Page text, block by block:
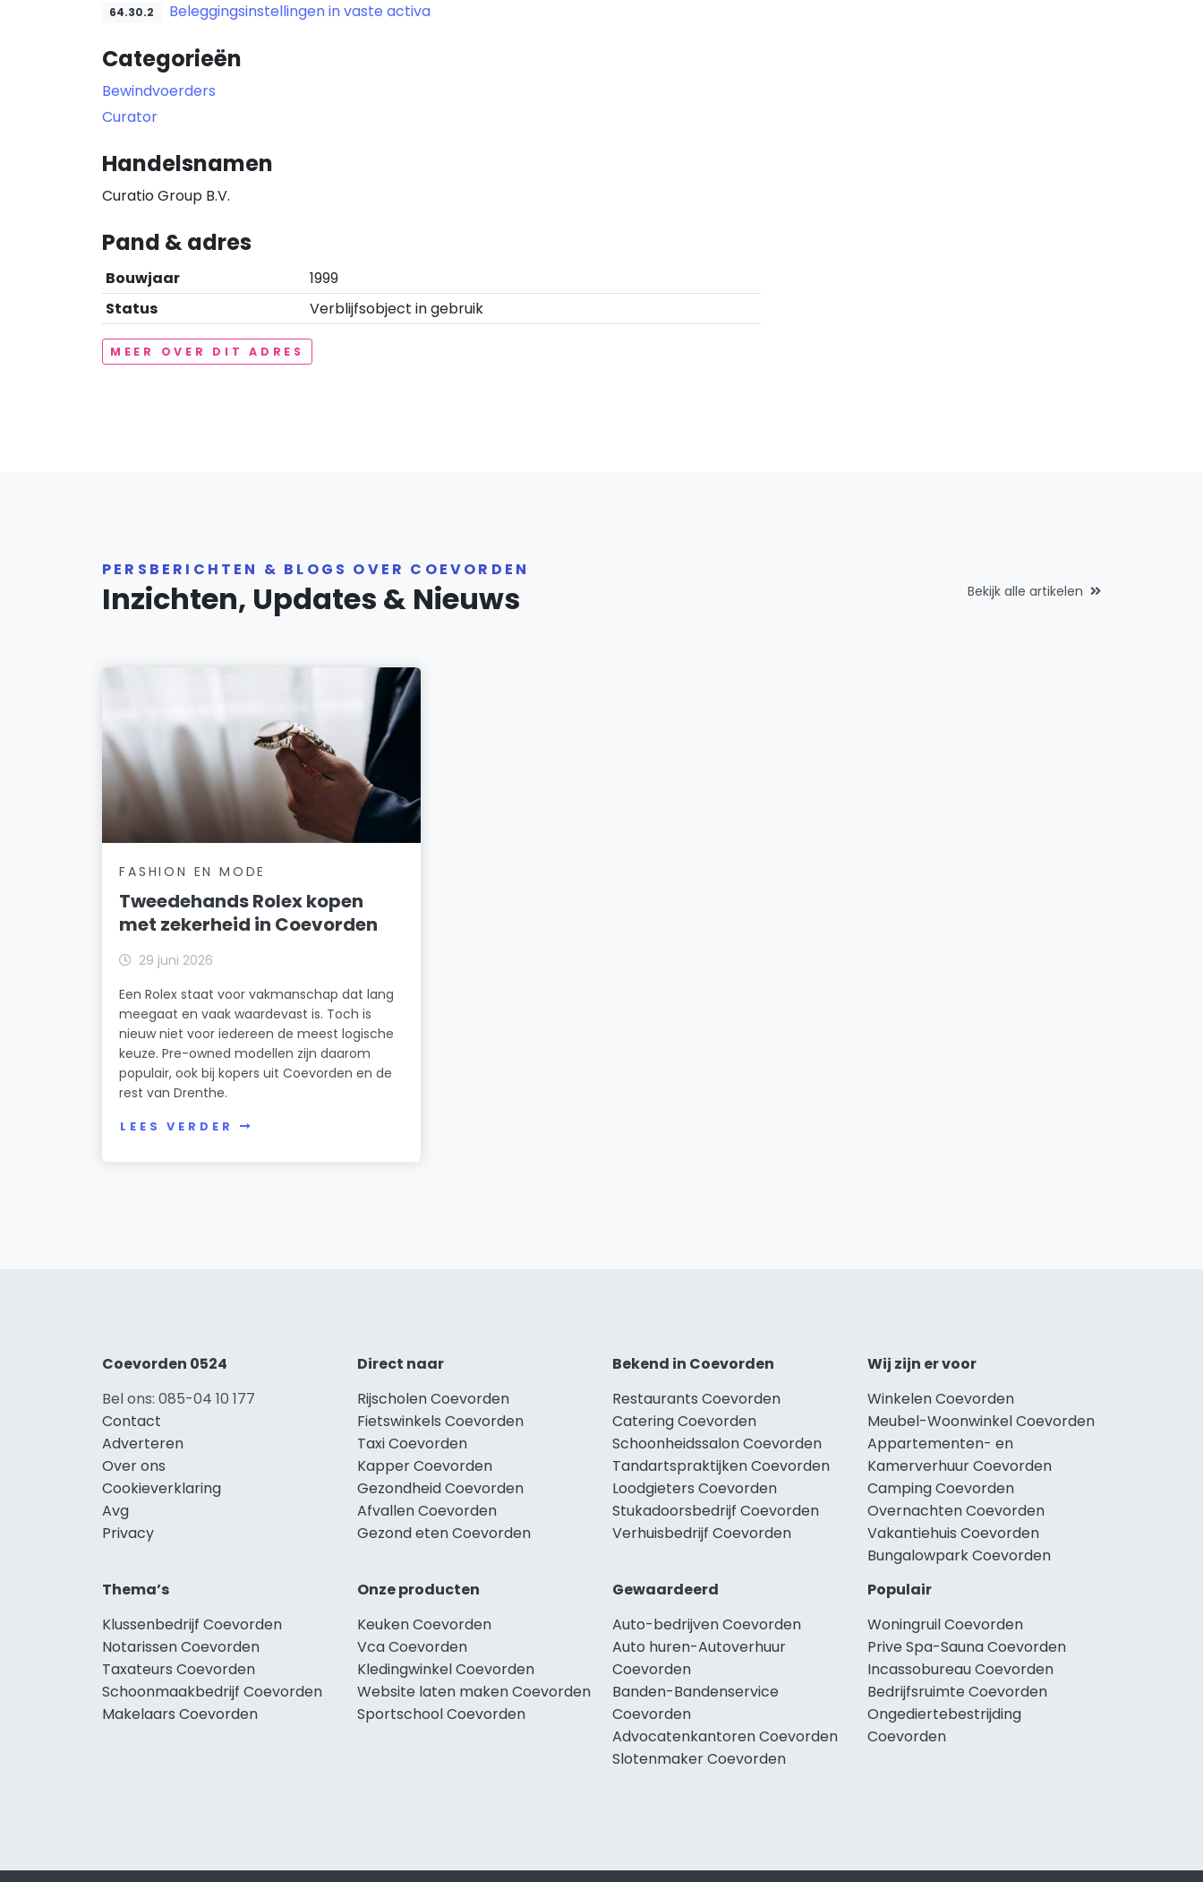
64.30.2 Beleggingsinstellingen in vaste activa
Categorieën
Bewindvoerders
Curator
Handelsnamen
Curatio Group B.V.
Pand & adres
Bouwjaar
1999
Status
Verblijfsobject in gebruik
MEER OVER DIT ADRES
PERSBERICHTEN & BLOGS OVER COEVORDEN
Inzichten, Updates & Nieuws Bekijk alle artikelen
FASHION EN MODE
Tweedehands Rolex kopen
met zekerheid in Coevorden
29 juni 2026
Een Rolex staat voor vakmanschap dat lang
meegaat en vaak waardevast is. Toch is
nieuw niet voor iedereen de meest logische
keuze. Pre-owned modellen zijn daarom
populair, ook bij kopers uit Coevorden en de
rest van Drenthe.
LEES VERDER
Coevorden 0524
Bel ons: 085-04 10 177
Contact
Adverteren
Over ons
Cookieverklaring
Avg
Privacy
Direct naar
Rijscholen Coevorden
Fietswinkels Coevorden
Taxi Coevorden
Kapper Coevorden
Gezondheid Coevorden
Afvallen Coevorden
Gezond eten Coevorden
Bekend in Coevorden
Restaurants Coevorden
Catering Coevorden
Schoonheidssalon Coevorden
Tandartspraktijken Coevorden
Loodgieters Coevorden
Stukadoorsbedrijf Coevorden
Verhuisbedrijf Coevorden
Wij zijn er voor
Winkelen Coevorden
Meubel-Woonwinkel Coevorden
Appartementen- en
Kamerverhuur Coevorden
Camping Coevorden
Overnachten Coevorden
Vakantiehuis Coevorden
Bungalowpark Coevorden
Thema’s
Klussenbedrijf Coevorden
Notarissen Coevorden
Taxateurs Coevorden
Schoonmaakbedrijf Coevorden
Makelaars Coevorden
Onze producten
Keuken Coevorden
Vca Coevorden
Kledingwinkel Coevorden
Website laten maken Coevorden
Sportschool Coevorden
Gewaardeerd
Auto-bedrijven Coevorden
Auto huren-Autoverhuur
Coevorden
Banden-Bandenservice
Coevorden
Advocatenkantoren Coevorden
Slotenmaker Coevorden
Populair
Woningruil Coevorden
Prive Spa-Sauna Coevorden
Incassobureau Coevorden
Bedrijfsruimte Coevorden
Ongediertebestrijding
Coevorden